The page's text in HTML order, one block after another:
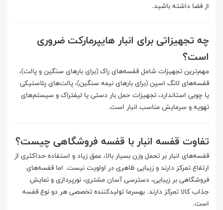
از فضا داشته باشید.
چه تجهیزاتی برای انبار هایپرمارکت ضروری
است؟
مهم‌ترین تجهیزات شامل قفسه‌های راک (برای بارهای سنگین و پالت)،
قفسه‌های لانگ اسپن (برای بارهای نیمه سنگین)، پالت‌های پلاستیکی
یا چوبی استاندارد، تجهیزات حمل بار دستی یا لیفتراک و سیستم‌های
تهویه و سرمایش مناسب انبار است.
تفاوت قفسه انبار با قفسه فروشگاهی چیست؟
قفسه‌های انبار بر تحمل وزن بسیار بالا، عمق زیاد و استفاده حداکثری از
ارتفاع تمرکز دارند و زیبایی ظاهری در اولویت نیست. اما قفسه‌های
فروشگاهی بر زیبایی، دسترسی آسان مشتری، نورپردازی و نمایش
جذاب کالا تمرکز دارند. بهسرما تولیدکننده تخصصی هر دو نوع قفسه
است.